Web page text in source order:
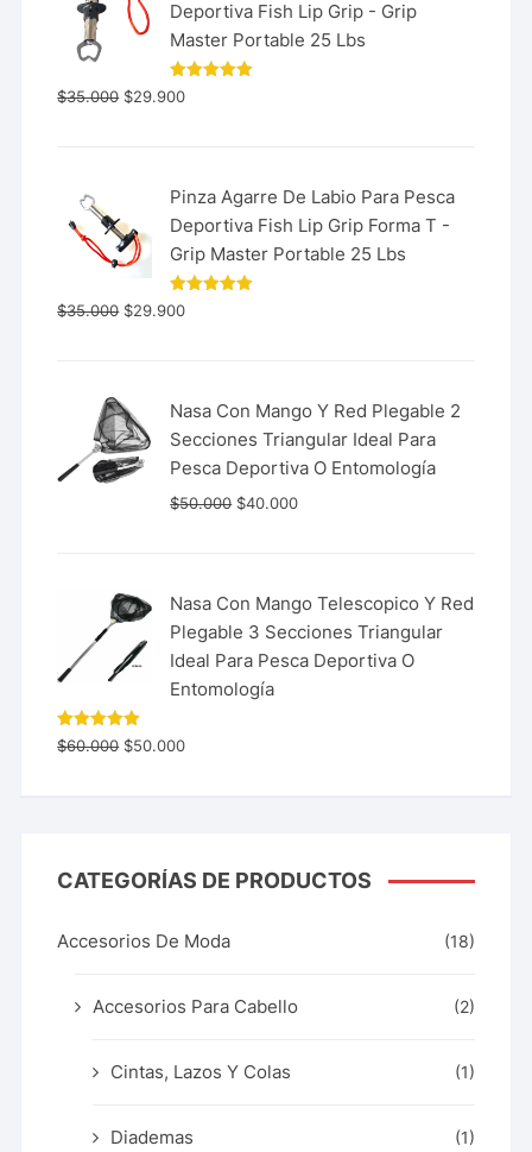
Deportiva Fish Lip Grip - Grip
Master Portable 25 Lbs
Valorado
con
$35.000 $29.900
Pinza Agarre De Labio Para Pesca
Deportiva Fish Lip Grip Forma T -
Grip Master Portable 25 Lbs
Valorado
con
$35.000 $29.900
Nasa Con Mango Y Red Plegable 2
Secciones Triangular Ideal Para
Pesca Deportiva O Entomología
$50.000 $40.000
Nasa Con Mango Telescopico Y Red
Plegable 3 Secciones Triangular
Ideal Para Pesca Deportiva O
Entomología
Valorado
con 5.00
$60.000 $50.000
CATEGORÍAS DE PRODUCTOS
Accesorios De Moda (18)
Accesorios Para Cabello (2)
Cintas, Lazos Y Colas (1)
Diademas (1)